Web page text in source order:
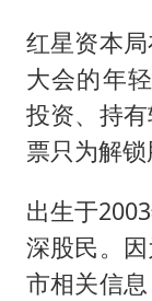
红星资本
大会的年
投资、持
票只为解锁
出生于
深股民。
市相关信